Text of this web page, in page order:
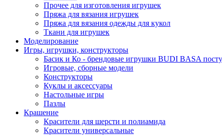
Прочее для изготовления игрушек
Пряжа для вязания игрушек
Пряжа для вязания одежды для кукол
Ткани для игрушек
Моделирование
Игры, игрушки, конструкторы
Басик и Ко - брендовые игрушки BUDI BASA
Игровые, сборные модели
Конструкторы
Куклы и аксессуары
Настольные игры
Пазлы
Крашение
Красители для шерсти и полиамида
Красители универсальные